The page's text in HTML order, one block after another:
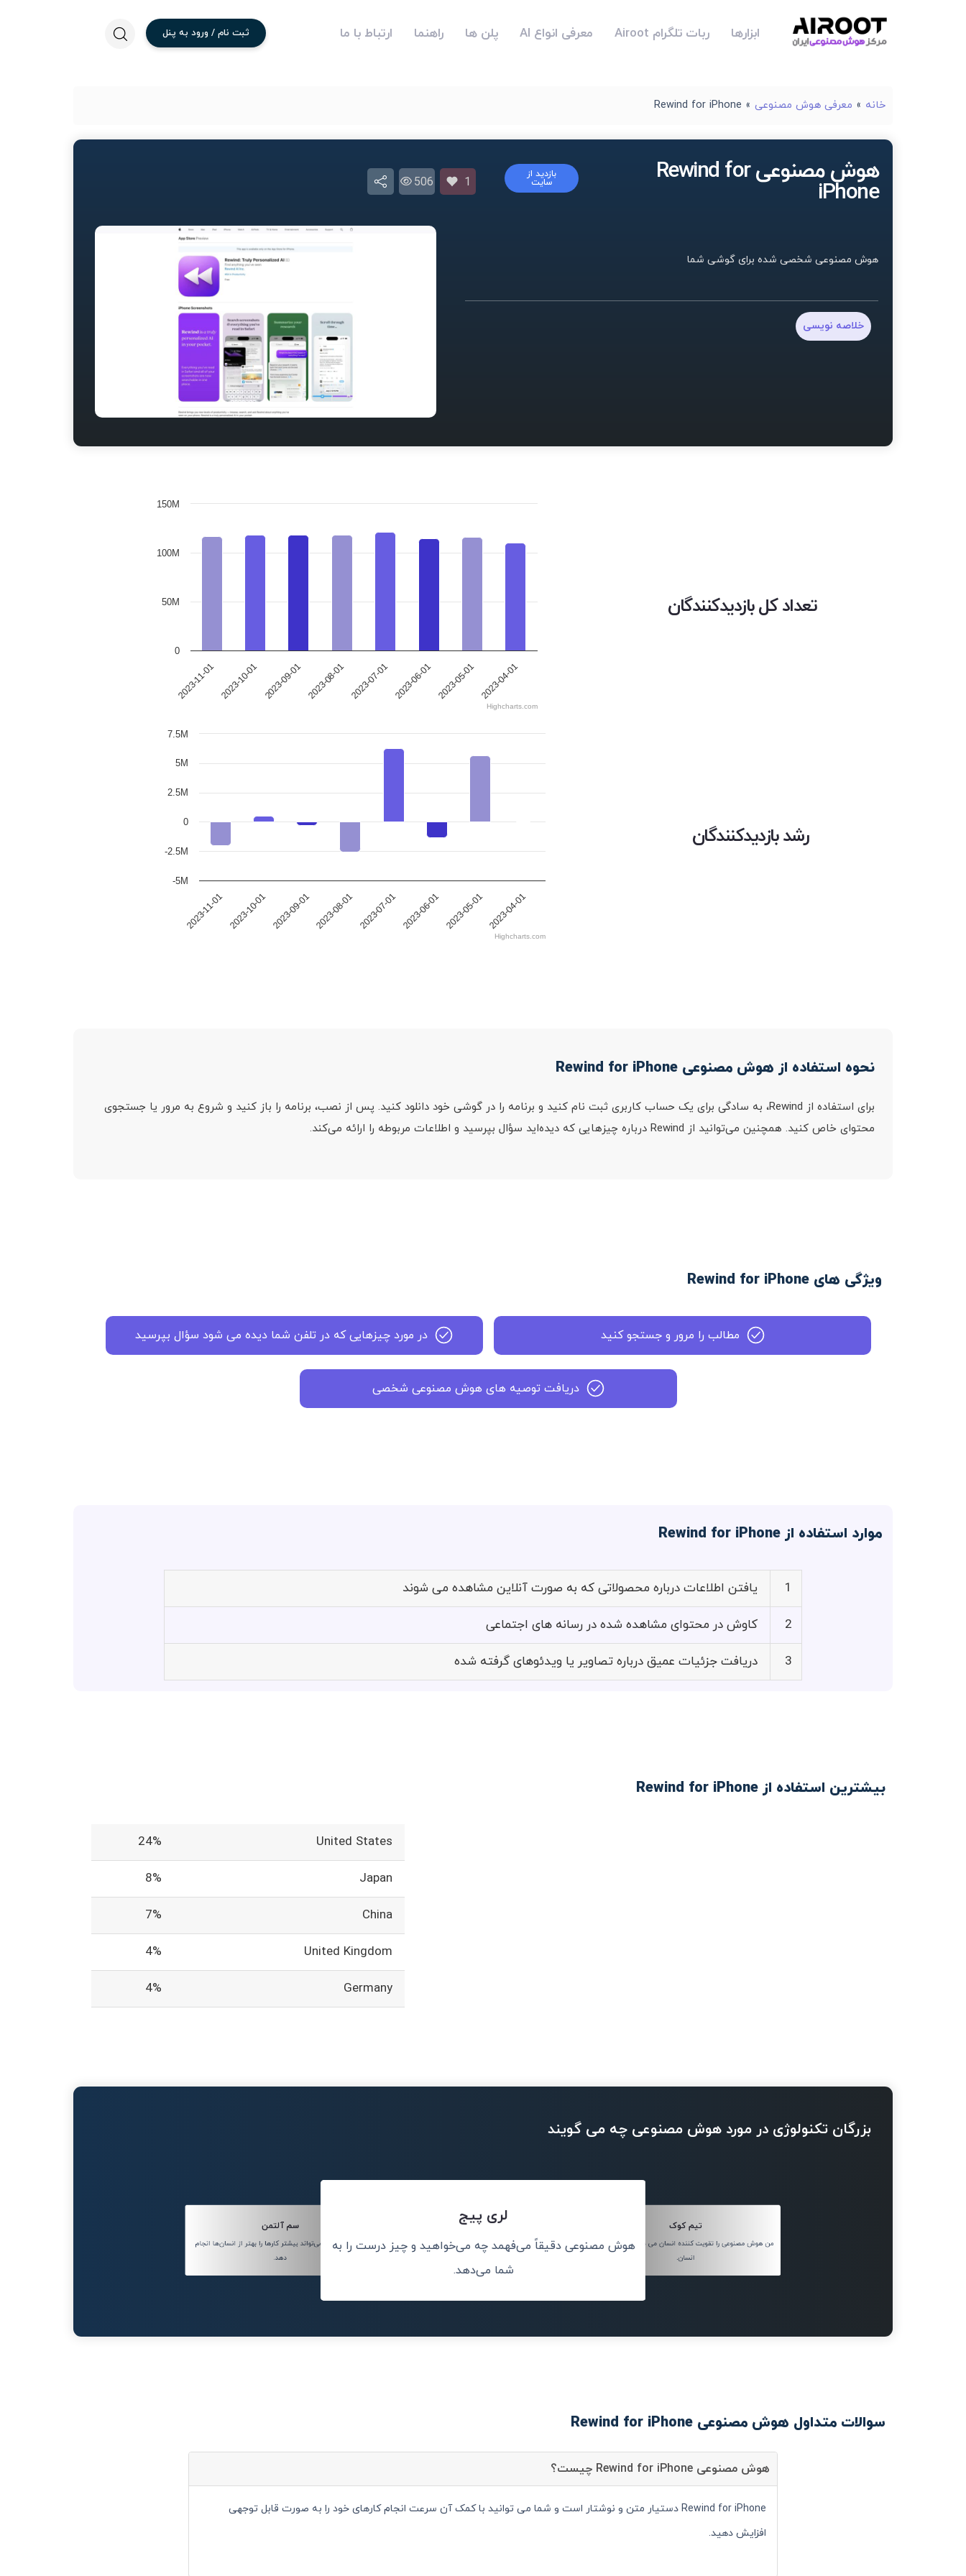
ابزارها ربات تلگرام Airoot معرفی انواع AI پلن ها راهنما ارتباط با ما ثبت نام / ورود به پنل
خانه » معرفی هوش مصنوعی »
Rewind for iPhone
هوش مصنوعی Rewind for
iPhone
بازدید از
سایت 1
506
هوش مصنوعی شخصی شده برای گوشی شما
خلاصه نویسی
تعداد کل بازدیدکنندگان
2023-11-01 2023-10-01 2023-09-01 2023-08-01 2023-07-01 2023-06-01 2023-05-01 2023-04-01
0
50M
100M
150M
Highcharts.com
رشد بازدیدکنندگان
2023-11-01 2023-10-01 2023-09-01 2023-08-01 2023-07-01 2023-06-01 2023-05-01 2023-04-01
-5M
-2.5M
0
2.5M
5M
7.5M
Highcharts.com
نحوه استفاده از هوش مصنوعی Rewind for iPhone
برای استفاده از Rewind، به سادگی برای یک حساب کاربری ثبت نام کنید و برنامه را در گوشی خود دانلود کنید. پس از نصب، برنامه را باز کنید و شروع به مرور یا جستجوی
محتوای خاص کنید. همچنین می‌توانید از Rewind درباره چیزهایی که دیده‌اید سؤال بپرسید و اطلاعات مربوطه را ارائه می‌کند.
ویژگی های Rewind for iPhone
مطالب را مرور و جستجو کنید در مورد چیزهایی که در تلفن شما دیده می شود سؤال بپرسید
دریافت توصیه های هوش مصنوعی شخصی
موارد استفاده از Rewind for iPhone
1 یافتن اطلاعات درباره محصولاتی که به صورت آنلاین مشاهده می شوند
2 کاوش در محتوای مشاهده شده در رسانه های اجتماعی
3 دریافت جزئیات عمیق درباره تصاویر یا ویدئوهای گرفته شده
بیشترین استفاده از Rewind for iPhone
United States
24%
Japan
8%
China
7%
United Kingdom
4%
Germany
4%
بزرگان تکنولوژی در مورد هوش مصنوعی چه می گویند
تیم کوک
من هوش مصنوعی را تقویت کننده انسان می دانم، نه جایگزین
انسان.
لری پیج
هوش مصنوعی دقیقاً می‌فهمد چه می‌خواهید و چیز درست را به
شما می‌دهد.
سم آلتمن
هوش مصنوعی می‌تواند بیشتر کارها را بهتر از انسان‌ها انجام
دهد.
سوالات متداول هوش مصنوعی Rewind for iPhone
هوش مصنوعی Rewind for iPhone چیست؟
Rewind for iPhone دستیار متن و نوشتار است و شما می توانید با کمک آن سرعت انجام کارهای خود را به صورت قابل توجهی
افزایش دهید.